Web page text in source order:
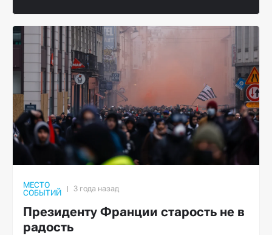
МЕСТО
СОБЫТИЙ
Президенту Франции старость не в
радость